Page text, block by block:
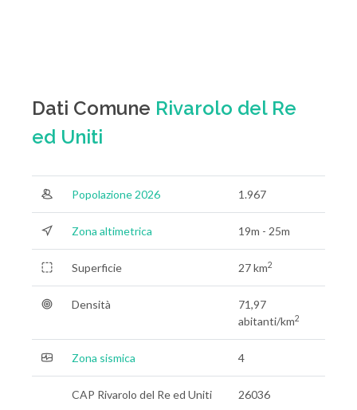
Dati Comune Rivarolo del Re
ed Uniti
Popolazione 2026 1.967
Zona altimetrica 19m - 25m
Superficie 27 km2
Densità
71,97
abitanti/km2
Zona sismica 4
CAP Rivarolo del Re ed Uniti 26036